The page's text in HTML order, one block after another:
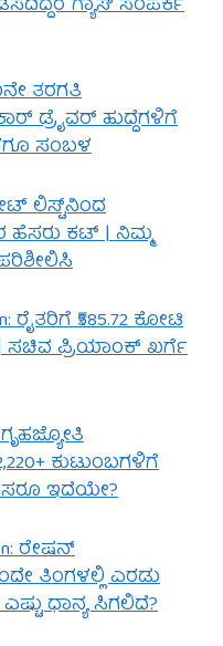
ತರಗತಿ
ಡ್ರೈವರ್ ಹುದ್ದೆಗಳಿಗೆ
ಸಂಬಳ
ಲಿಸ್ಟ್‌ನಿಂದ
ಹೆಸರು ಕಟ್ | ನಿಮ್ಮ
ರೈತರಿಗೆ ₹585.72 ಕೋಟಿ
ಪ್ರಿಯಾಂಕ್ ಖರ್ಗೆ
ಗೃಹಜ್ಯೋತಿ
ಕುಟುಂಬಗಳಿಗೆ
ಇದೆಯೇ?
ರೇಷನ್
ತಿಂಗಳಲ್ಲಿ ಎರಡು
ಧಾನ್ಯ ಸಿಗಲಿದೆ?